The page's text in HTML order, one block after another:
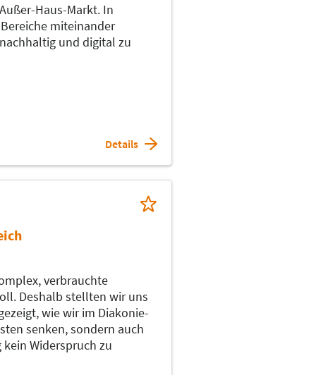
Haus-Markt. In
miteinander
und digital zu
Details
verbrauchte
Deshalb stellten wir uns
wie wir im Diakonie-
senken, sondern auch
Widerspruch zu